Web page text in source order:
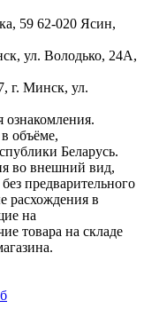
59 62-020 Ясин,
ул. Володько, 24А,
г. Минск, ул.
ознакомления.
объёме,
Беларусь.
во внешний вид,
предварительного
расхождения в
на
товара на складе